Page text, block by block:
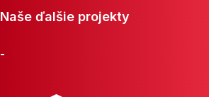
Naše ďalšie projekty
-